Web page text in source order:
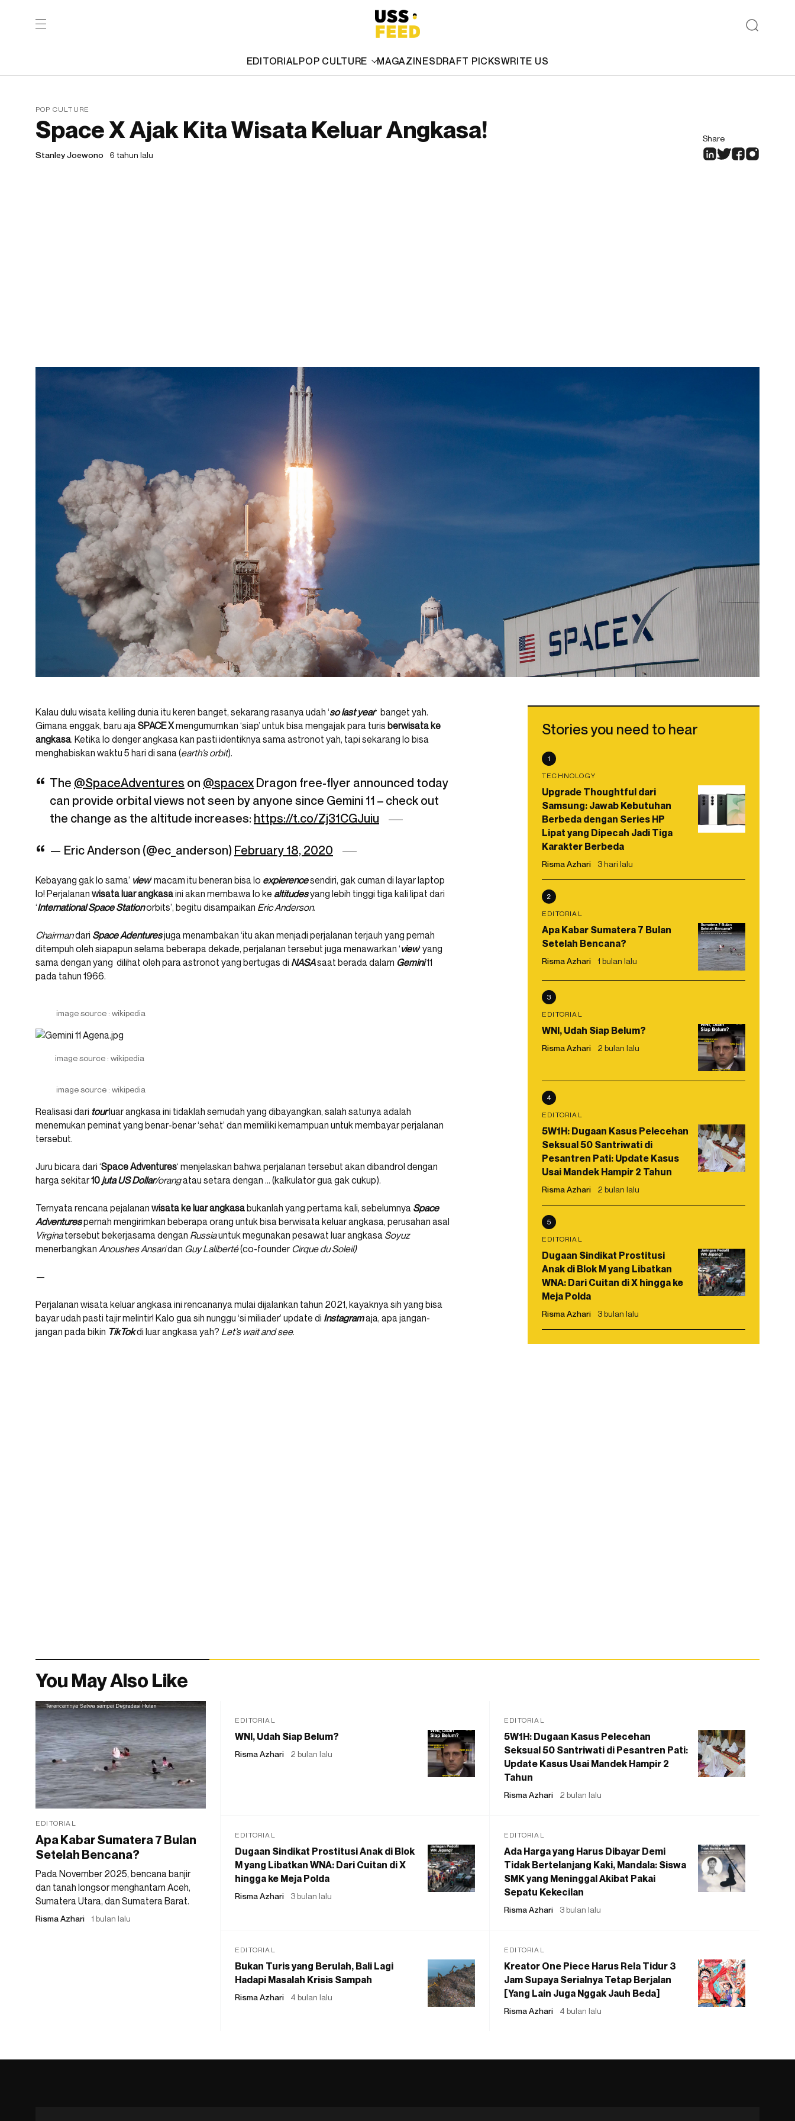
EDITORIALPOP CULTURE MAGAZINESDRAFT PICKSWRITE US
POP CULTURE
Space X Ajak Kita Wisata Keluar Angkasa!
Stanley Joewono 6 tahun lalu
Share
Kalau dulu wisata keliling dunia itu keren banget, sekarang rasanya udah ‘so last year‘ banget yah.
Gimana enggak, baru ajaSPACEXmengumumkan ‘siap’ untuk bisa mengajak para turis berwisata ke
angkasa. Ketika lo denger angkasa kan pasti identiknya sama astronot yah, tapi sekarang lo bisa
menghabiskan waktu 5 hari di sana (earth’s orbit).
The @SpaceAdventures on @spacex Dragon free-flyer announced today
can provide orbital views not seen by anyone since Gemini 11 – check out
the change as the altitude increases: https://t.co/Zj31CGJuiu
— Eric Anderson (@ec_anderson) February 18, 2020
Kebayang gak lo sama’ view‘ macam itu beneran bisa lo expierencesendiri, gak cuman di layar laptop
lo! Perjalanan wisata luar angkasaini akan membawa lo ke altitudesyang lebih tinggi tiga kali lipat dari
‘International Space Stationorbits’, begitu disampaikan EricAnderson.
Chairmandari SpaceAdenturesjuga menambakan ‘itu akan menjadi perjalanan terjauh yang pernah
ditempuh oleh siapapun selama beberapa dekade, perjalanan tersebut juga menawarkan ‘view‘ yang
sama dengan yang dilihat oleh para astronot yang bertugas di NASAsaat berada dalam Gemini11
pada tahun 1966.
image source : wikipedia
image source : wikipedia
image source : wikipedia
Realisasi dari tourluar angkasa ini tidaklah semudah yang dibayangkan, salah satunya adalah
menemukan peminat yang benar-benar ‘sehat’ dan memiliki kemampuan untuk membayar perjalanan
tersebut.
Juru bicara dari ‘SpaceAdventures‘ menjelaskan bahwa perjalanan tersebut akan dibandrol dengan
harga sekitar10 juta US Dollar/orangatau setara dengan … (kalkulator gua gak cukup).
Ternyata rencana pejalanan wisata ke luar angkasabukanlah yang pertama kali, sebelumnya Space
Adventurespernah mengirimkan beberapa orang untuk bisa berwisata keluar angkasa, perusahan asal
Virginatersebut bekerjasama dengan Russiauntuk megunakan pesawat luar angkasa Soyuz
menerbangkan Anoushes Ansaridan Guy Laliberté(co-founder Cirque du Soleil)
—
Perjalanan wisata keluar angkasa ini rencananya mulai dijalankan tahun 2021, kayaknya sih yang bisa
bayar udah pasti tajir melintir! Kalo gua sih nunggu ‘si miliader’ update di Instagramaja, apa jangan-
jangan pada bikin TikTokdi luar angkasa yah? Let’s wait and see.
Stories you need to hear
1
TECHNOLOGY
Upgrade Thoughtful dari
Samsung: Jawab Kebutuhan
Berbeda dengan Series HP
Lipat yang Dipecah Jadi Tiga
Karakter Berbeda
Risma Azhari 3 hari lalu
2
EDITORIAL
Apa Kabar Sumatera 7 Bulan
Setelah Bencana?
Risma Azhari 1 bulan lalu
3
EDITORIAL
WNI, Udah Siap Belum?
Risma Azhari 2 bulan lalu
4
EDITORIAL
5W1H: Dugaan Kasus Pelecehan
Seksual 50 Santriwati di
Pesantren Pati: Update Kasus
Usai Mandek Hampir 2 Tahun
Risma Azhari 2 bulan lalu
5
EDITORIAL
Dugaan Sindikat Prostitusi
Anak di Blok M yang Libatkan
WNA: Dari Cuitan di X hingga ke
Meja Polda
Risma Azhari 3 bulan lalu
You May Also Like
EDITORIAL
Apa Kabar Sumatera 7 Bulan
Setelah Bencana?
Pada November 2025, bencana banjir
dan tanah longsor menghantam Aceh,
Sumatera Utara, dan Sumatera Barat.
Risma Azhari 1 bulan lalu
EDITORIAL
WNI, Udah Siap Belum?
Risma Azhari 2 bulan lalu
EDITORIAL
5W1H: Dugaan Kasus Pelecehan
Seksual 50 Santriwati di Pesantren Pati:
Update Kasus Usai Mandek Hampir 2
Tahun
Risma Azhari 2 bulan lalu
EDITORIAL
Dugaan Sindikat Prostitusi Anak di Blok
M yang Libatkan WNA: Dari Cuitan di X
hingga ke Meja Polda
Risma Azhari 3 bulan lalu
EDITORIAL
Ada Harga yang Harus Dibayar Demi
Tidak Bertelanjang Kaki, Mandala: Siswa
SMK yang Meninggal Akibat Pakai
Sepatu Kekecilan
Risma Azhari 3 bulan lalu
EDITORIAL
Bukan Turis yang Berulah, Bali Lagi
Hadapi Masalah Krisis Sampah
Risma Azhari 4 bulan lalu
EDITORIAL
Kreator One Piece Harus Rela Tidur 3
Jam Supaya Serialnya Tetap Berjalan
[Yang Lain Juga Nggak Jauh Beda]
Risma Azhari 4 bulan lalu